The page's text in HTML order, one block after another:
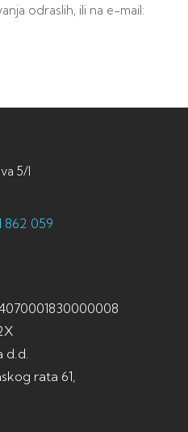
odraslih, ili na e-mail:
5/I
862 059
d.d.
rata 61,